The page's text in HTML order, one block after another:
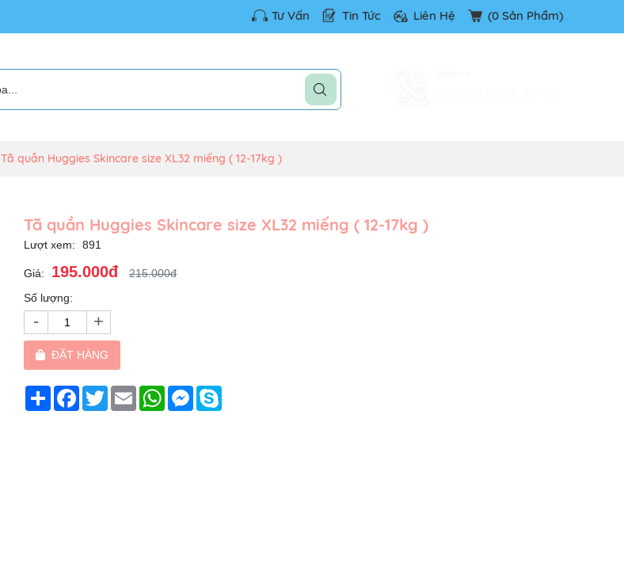
Tư Vấn Tin Tức Liên Hệ (0 Sản Phẩm)
Tã quần Huggies Skincare size XL32 miếng ( 12-17kg )
Tã quần Huggies Skincare size XL32 miếng ( 12-17kg )
Lượt xem: 891
Giá: 195.000đ
215.000đ
Số lượng:
- +
ĐẶT HÀNG
Chia
sẻ
Facebook
TwitterEmail WhatsAppMessenger